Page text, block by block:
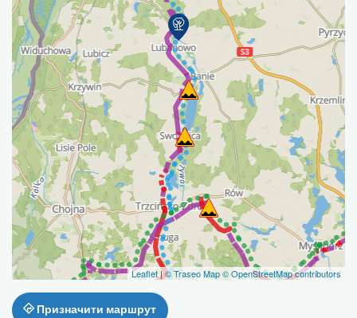
Leaflet |© Traseo Map© OpenStreetMap contributors
Призначити маршрут